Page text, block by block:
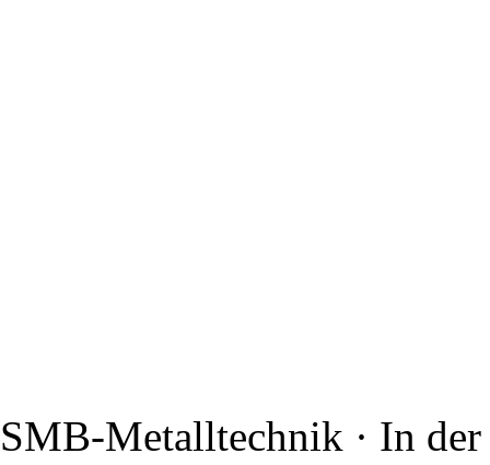
SMB-Metalltechnik · In der